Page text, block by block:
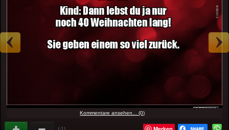
Kommentare ansehen... (0)
(-1)